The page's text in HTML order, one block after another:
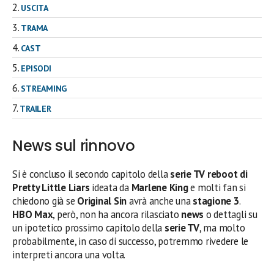
USCITA
TRAMA
CAST
EPISODI
STREAMING
TRAILER
News sul rinnovo
Si è concluso il secondo capitolo dellaserie TV reboot di
Pretty Little Liars ideata da Marlene Kinge molti fan si
chiedono già se Original Sinavrà anche unastagione 3.
HBO Max, però, non ha ancora rilasciato news o dettagli su
un ipotetico prossimo capitolo della serie TV, ma molto
probabilmente, in caso di successo, potremmo rivedere le
interpreti ancora una volta.